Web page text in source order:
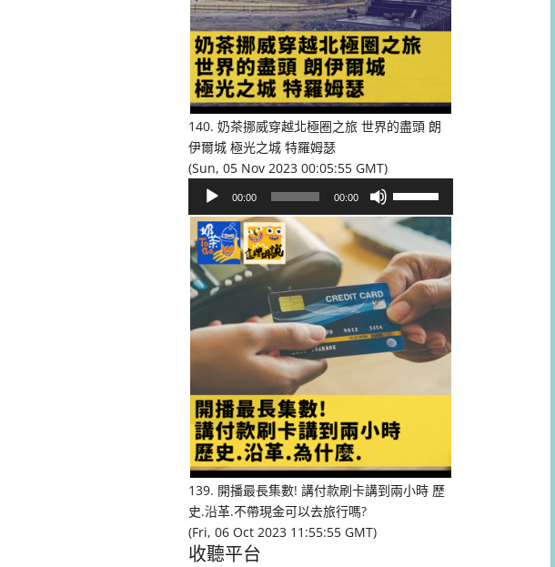
高
或
降
量。
140. 奶茶挪威穿越北極圈之旅 世界的盡頭 朗
伊爾城 極光之城 特羅姆瑟
(Sun, 05 Nov 2023 00:05:55 GMT)
播
放
器
00:00 00:00
向
上/
向
下
鍵
以
提
或
降
低
量。
139. 開播最長集數! 講付款刷卡講到兩小時 歷
史.沿革.不帶現金可以去旅行嗎?
(Fri, 06 Oct 2023 11:55:55 GMT)
收聽平台